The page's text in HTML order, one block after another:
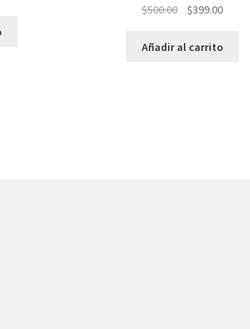
$500.00
original
$399.00El
actual
Añadir al carrito